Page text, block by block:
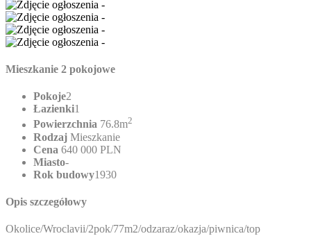
Mieszkanie 2 pokojowe
Pokoje2
Łazienki1
Powierzchnia 76.8m2
Rodzaj Mieszkanie
Cena 640 000 PLN
Miasto-
Rok budowy1930
Opis szczegółowy
Okolice/Wroclavii/2pok/77m2/odzaraz/okazja/piwnica/top